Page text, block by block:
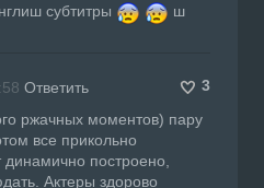
субтитры
ш
Ответить
3
ржачных моментов) пару
все прикольно
построено,
Актеры здорово